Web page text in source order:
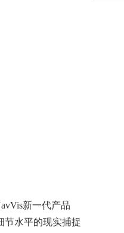
新一代产品
节水平的现实捕捉